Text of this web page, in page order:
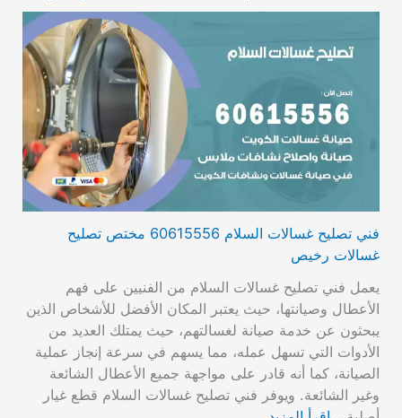
فني تصليح غسالات السلام 60615556 مختص تصليح
غسالات رخيص
يعمل فني تصليح غسالات السلام من الفنيين على فهم
الأعطال وصيانتها، حيث يعتبر المكان الأفضل للأشخاص الذين
يبحثون عن خدمة صيانة لغسالتهم، حيث يمتلك العديد من
الأدوات التي تسهل عمله، مما يسهم في سرعة إنجاز عملية
الصيانة، كما أنه قادر على مواجهة جميع الأعطال الشائعة
وغير الشائعة. ويوفر فني تصليح غسالات السلام قطع غيار